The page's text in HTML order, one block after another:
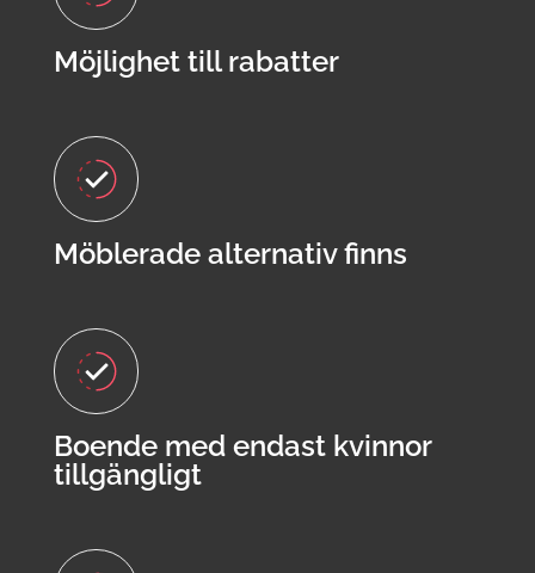
Möjlighet till rabatter
Möblerade alternativ finns
Boende med endast kvinnor
tillgängligt